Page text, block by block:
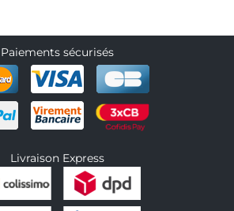
Paiements sécurisés
Livraison Express